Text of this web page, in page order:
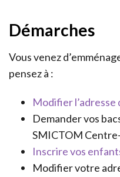
Démarches
Vous venez
pensez à :
Modifier
Demander vos
SMICTOM
Inscrire vos
Modifier votre